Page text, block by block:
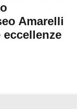
Amarelli
eccellenze